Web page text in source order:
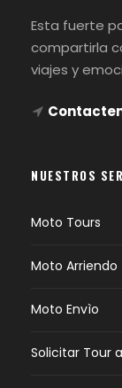
Esta fuerte
compartirla
viajes y
NUESTROS
Moto Tours
Moto Arriendo
Moto Envìo
Solicitar Tour